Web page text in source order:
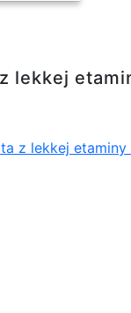
lekkej
z lekkej